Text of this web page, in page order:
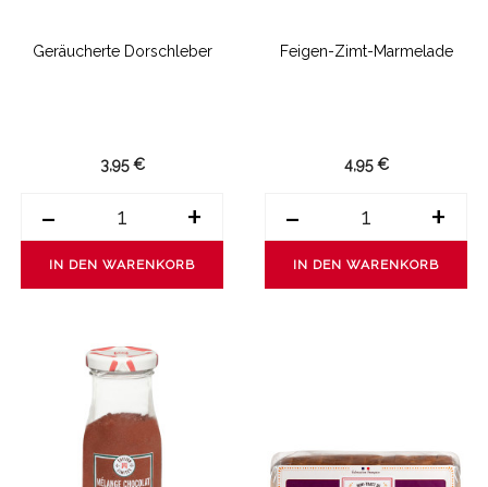
Geräucherte Dorschleber
3,95 €
- +
IN DEN WARENKORB
Feigen-Zimt-Marmelade
4,95 €
- +
IN DEN WARENKORB